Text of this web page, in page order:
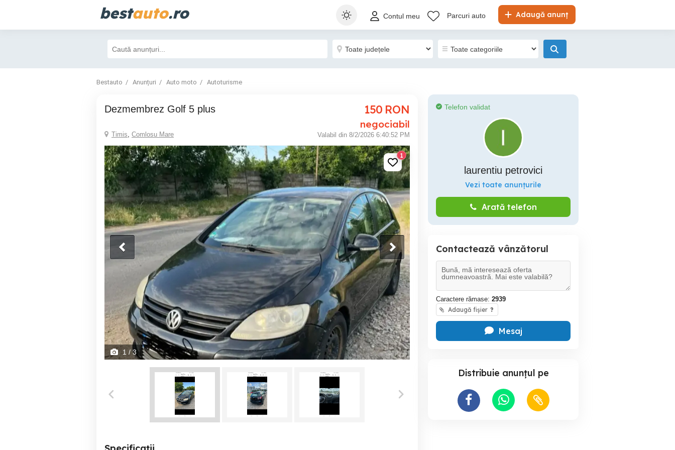
bestauto.ro Adaugă anunț
Contul meu Parcuri auto
Bestauto Anunțuri Auto moto Autoturisme
Dezmembrez Golf 5 plus 150 RON
negociabil
Timis, Comlosu Mare Valabil din 8/2/2026 6:40:52 PM
1
1 / 3
Telefon validat
laurentiu petrovici
Vezi toate anunțurile
Arată telefon
Contactează vânzătorul
Caractere rămase: 2939
Adaugă fișier ?
Mesaj
Distribuie anunțul pe